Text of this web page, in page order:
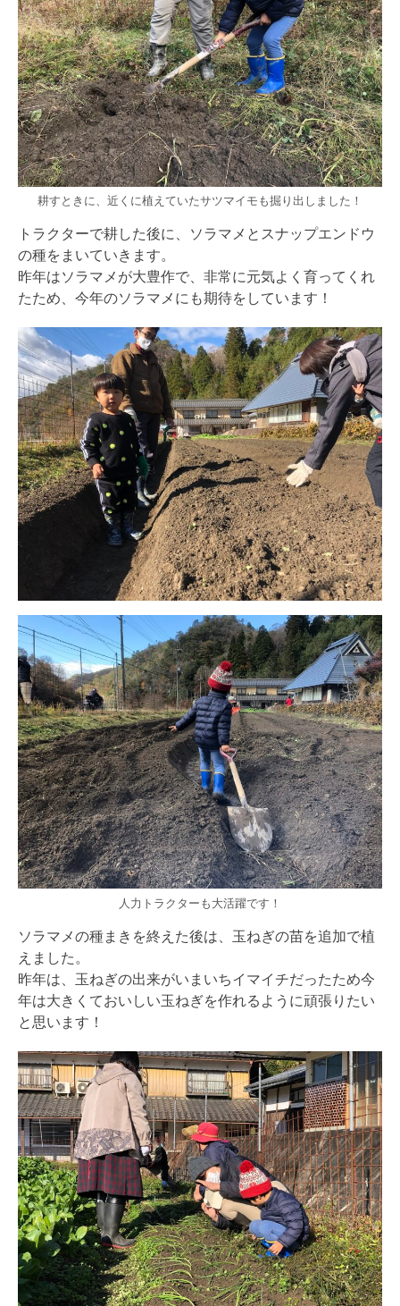
耕すときに、近くに植えていたサツマイモも掘り出しました！
トラクターで耕した後に、ソラマメとスナップエンドウ
の種をまいていきます。
昨年はソラマメが大豊作で、非常に元気よく育ってくれ
たため、今年のソラマメにも期待をしています！
人力トラクターも大活躍です！
ソラマメの種まきを終えた後は、玉ねぎの苗を追加で植
えました。
昨年は、玉ねぎの出来がいまいちイマイチだったため今
年は大きくておいしい玉ねぎを作れるように頑張りたい
と思います！